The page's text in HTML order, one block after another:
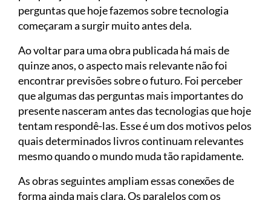
perguntas que hoje fazemos sobre tecnologia
começaram a surgir muito antes dela.
Ao voltar para uma obra publicada há mais de
quinze anos, o aspecto mais relevante não foi
encontrar previsões sobre o futuro. Foi perceber
que algumas das perguntas mais importantes do
presente nasceram antes das tecnologias que hoje
tentam respondê-las. Esse é um dos motivos pelos
quais determinados livros continuam relevantes
mesmo quando o mundo muda tão rapidamente.
As obras seguintes ampliam essas conexões de
forma ainda mais clara. Os paralelos com os